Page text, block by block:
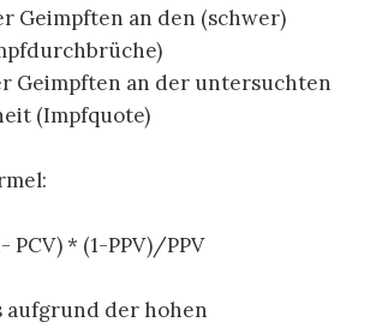
Geimpften an den (schwer)
Geimpften an der untersuchten
(Impfquote)
PCV) * (1-PPV)/PPV
aufgrund der hohen